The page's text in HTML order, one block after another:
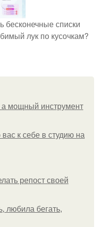
бесконечные списки
лук по кусочкам?
а мощный инструмент
к себе в студию на
репост своей
любила бегать,